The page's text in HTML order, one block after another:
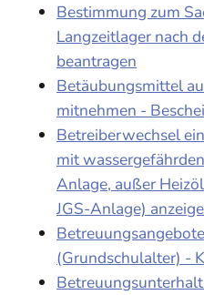
Bestimmung zum
Langzeitlager nach
beantragen
Betäubungsmittel
mitnehmen -
Betreiberwechsel
mit
Anlage, außer
JGS-Anlage)
(Grundschulalter) -